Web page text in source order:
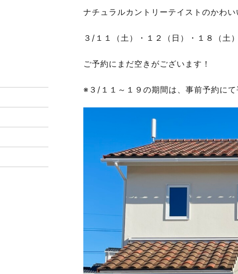
ナチュラルカントリーテイストのかわい
３/１１（土）・１２（日）・１８（土
ご予約にまだ空きがございます！
※ ３/１１～１９の期間は、事前予約にて